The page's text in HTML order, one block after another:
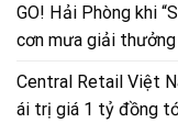
GO! Hải Phòng khi
cơn mưa giải
Central Retail Việt
ái trị giá 1 tỷ đồng